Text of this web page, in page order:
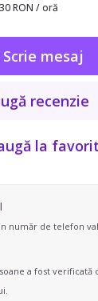
RON / oră
Scrie mesaj
recenzie
la
număr de telefon
a fost verificată